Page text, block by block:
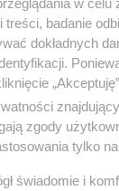
innymi
kanału
chłopa do
uprzednim
Hop Hop
przy
badanie
dokładnych
zgody
tylko
świadomie i